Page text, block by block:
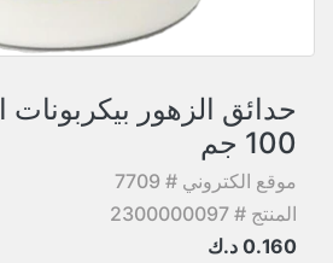
حدائق الزهور بيكربونات
100 جم
موقع الكتروني # 7709
المنتج # 2300000097
0.160 د.ك